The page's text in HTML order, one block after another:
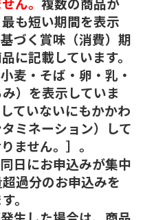
も短い期間を表示
づく賞味（消費）期
に記載しています。
麦・そば・卵・乳・
）を表示していま
ていないにもかかわ
ミネーション）して
ません。］。
日にお申込みが集中
過分のお申込みを
。